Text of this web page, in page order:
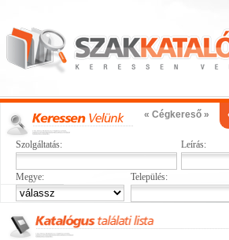
« Cégkereső »
Szolgáltatás: Leírás:
Megye: Település: